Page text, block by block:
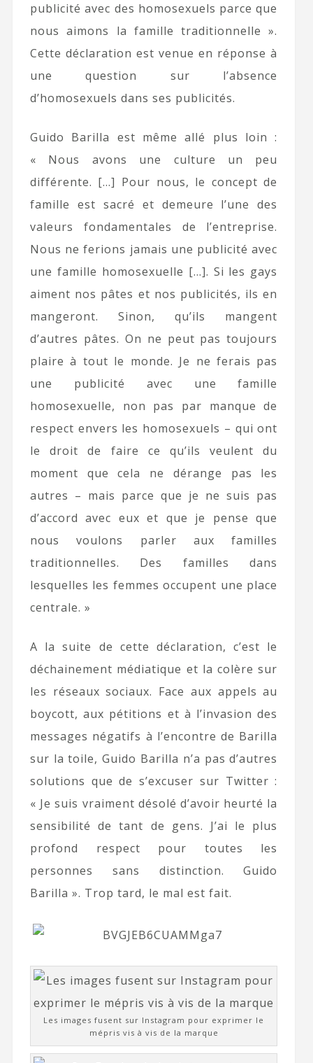
publicité avec des homosexuels parce que
nous aimons la famille traditionnelle ».
Cette déclaration est venue en réponse à
une question sur l’absence
d’homosexuels dans ses publicités.
Guido Barilla est même allé plus loin :
« Nous avons une culture un peu
différente. […] Pour nous, le concept de
famille est sacré et demeure l’une des
valeurs fondamentales de l’entreprise.
Nous ne ferions jamais une publicité avec
une famille homosexuelle […]. Si les gays
aiment nos pâtes et nos publicités, ils en
mangeront. Sinon, qu’ils mangent
d’autres pâtes. On ne peut pas toujours
plaire à tout le monde. Je ne ferais pas
une publicité avec une famille
homosexuelle, non pas par manque de
respect envers les homosexuels – qui ont
le droit de faire ce qu’ils veulent du
moment que cela ne dérange pas les
autres – mais parce que je ne suis pas
d’accord avec eux et que je pense que
nous voulons parler aux familles
traditionnelles. Des familles dans
lesquelles les femmes occupent une place
centrale. »
A la suite de cette déclaration, c’est le
déchainement médiatique et la colère sur
les réseaux sociaux. Face aux appels au
boycott, aux pétitions et à l’invasion des
messages négatifs à l’encontre de Barilla
sur la toile, Guido Barilla n’a pas d’autres
solutions que de s’excuser sur Twitter :
« Je suis vraiment désolé d’avoir heurté la
sensibilité de tant de gens. J’ai le plus
profond respect pour toutes les
personnes sans distinction. Guido
Barilla ». Trop tard, le mal est fait.
Les images fusent sur Instagram pour exprimer le
mépris vis à vis de la marque